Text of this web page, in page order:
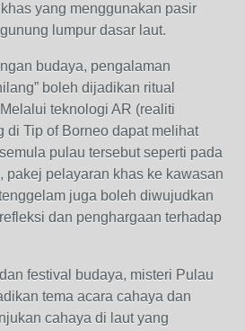
yang menggunakan pasir
lumpur dasar laut.
budaya, pengalaman
boleh dijadikan ritual
teknologi AR (realiti
di Tip of Borneo dapat melihat
pulau tersebut seperti pada
pakej pelayaran khas ke kawasan
juga boleh diwujudkan
dan penghargaan terhadap
festival budaya, misteri Pulau
tema acara cahaya dan
cahaya di laut yang